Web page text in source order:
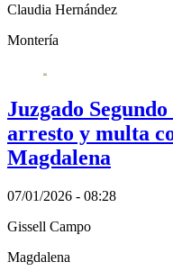
Claudia Hernández
Montería
Juzgado
arresto y multa
Magdalena
07/01/2026 - 08:28
Gissell Campo
Magdalena